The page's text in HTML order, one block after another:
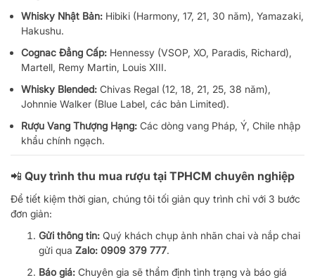
Whisky Nhật Bản: Hibiki (Harmony, 17, 21, 30 năm), Yamazaki,
Hakushu.
Cognac Đẳng Cấp: Hennessy (VSOP, XO, Paradis, Richard),
Martell, Remy Martin, Louis XIII.
Whisky Blended: Chivas Regal (12, 18, 21, 25, 38 năm),
Johnnie Walker (Blue Label, các bản Limited).
Rượu Vang Thượng Hạng: Các dòng vang Pháp, Ý, Chile nhập
khẩu chính ngạch.
📲 Quy trình thu mua rượu tại TPHCM chuyên nghiệp
Để tiết kiệm thời gian, chúng tôi tối giản quy trình chỉ với 3 bước
đơn giản:
Gửi thông tin: Quý khách chụp ảnh nhãn chai và nắp chai
gửi qua Zalo: 0909 379 777.
Báo giá: Chuyên gia sẽ thẩm định tình trạng và báo giá